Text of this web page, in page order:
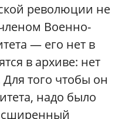
революции не
Военно-
— его нет в
в архиве: нет
того чтобы он
надо было